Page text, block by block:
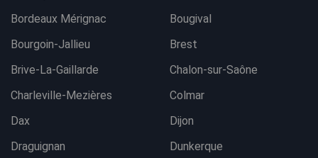
Bordeaux Mérignac
Bougival
Bourgoin-Jallieu
Brest
Brive-La-Gaillarde
Chalon-sur-Saône
Charleville-Mezières
Colmar
Dax
Dijon
Draguignan
Dunkerque